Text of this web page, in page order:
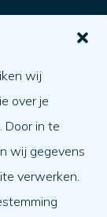
wij
over je
Door in te
wij gegevens
verwerken.